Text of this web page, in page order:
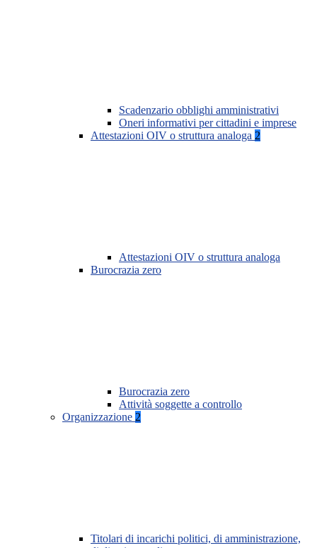
Scadenzario obblighi amministrativi
Oneri informativi per cittadini e imprese
Attestazioni OIV o struttura analoga 2
Attestazioni OIV o struttura analoga
Burocrazia zero
Burocrazia zero
Attività soggette a controllo
Organizzazione 2
Titolari di incarichi politici, di amministrazione,